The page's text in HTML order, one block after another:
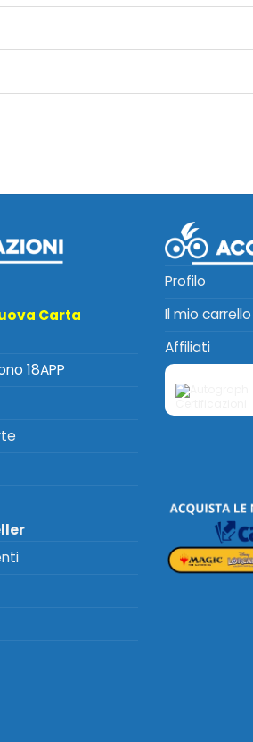
Carta
18APP
Profilo
Il mio carrello
Affiliati